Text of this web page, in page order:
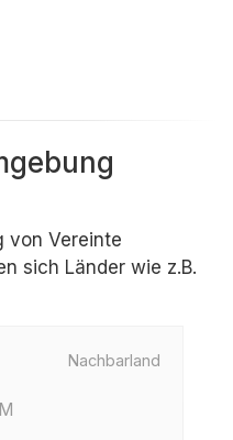
von Vereinte
sich Länder wie z.B.
Nachbarland